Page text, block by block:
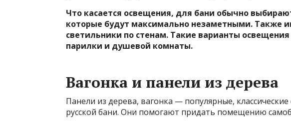
Что касается освещения, для бани обычно
которые будут максимально незаметными. Также
светильники по стенам. Такие варианты
парилки и душевой комнаты.
Вагонка и панели из дерева
Панели из дерева, вагонка — популярные,
русской бани. Они помогают придать помещению